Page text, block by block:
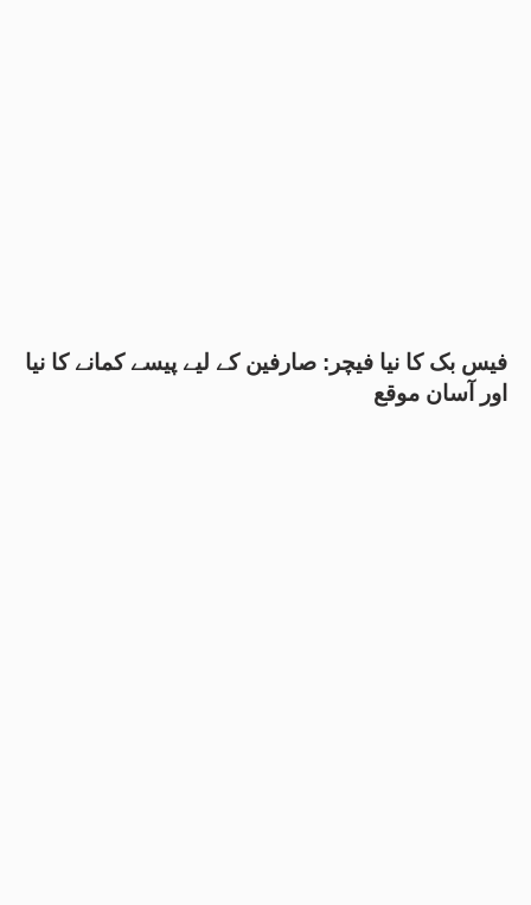
فیس بک کا نیا فیچر: صارفین کے لیے پیسے کمانے کا نیا
اور آسان موقع